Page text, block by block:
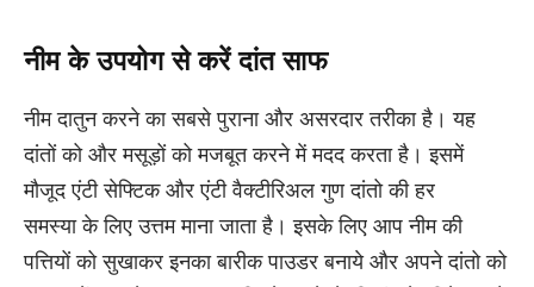
नीम के उपयोग से करें दांत साफ
नीम दातुन करने का सबसे पुराना और असरदार तरीका है। यह
दांतों को और मसूड़ों को मजबूत करने में मदद करता है। इसमें
मौजूद एंटी सेफ्टिक और एंटी वैक्टीरिअल गुण दांतो की हर
समस्या के लिए उत्तम माना जाता है। इसके लिए आप नीम की
पत्तियों को सुखाकर इनका बारीक पाउडर बनाये और अपने दांतो को